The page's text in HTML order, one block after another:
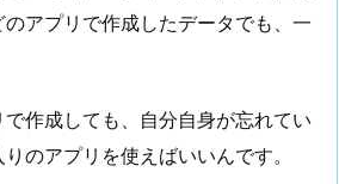
アプリで作成したデータでも、一
作成しても、自分自身が忘れてい
のアプリを使えばいいんです。